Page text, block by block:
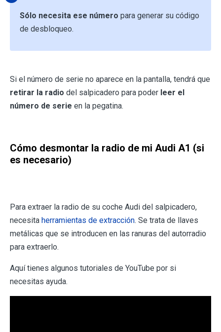
Sólo necesita ese número para generar su código
de desbloqueo.
Si el número de serie no aparece en la pantalla, tendrá que
retirar la radio del salpicadero para poder leer el
número de serie en la pegatina.
Cómo desmontar la radio de mi Audi A1 (si
es necesario)
Para extraer la radio de su coche Audi del salpicadero,
necesita herramientas de extracción. Se trata de llaves
metálicas que se introducen en las ranuras del autorradio
para extraerlo.
Aquí tienes algunos tutoriales de YouTube por si
necesitas ayuda.